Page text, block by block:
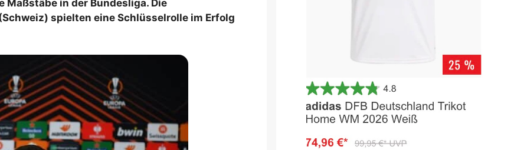
Excel – kostenlos
Maßstäbe in der Bundesliga. Die
spielten eine Schlüsselrolle im Erfolg